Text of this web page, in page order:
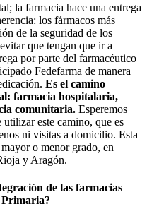
la farmacia hace una entrega
los fármacos más
de la seguridad de los
que tengan que ir a
por parte del farmacéutico
Fedefarma de manera
Es el camino
farmacia hospitalaria,
comunitaria. Esperemos
este camino, que es
ni visitas a domicilio. Esta
o menor grado, en
y Aragón.
de las farmacias
Primaria?